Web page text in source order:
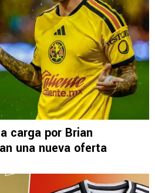
carga por Brian
una nueva oferta